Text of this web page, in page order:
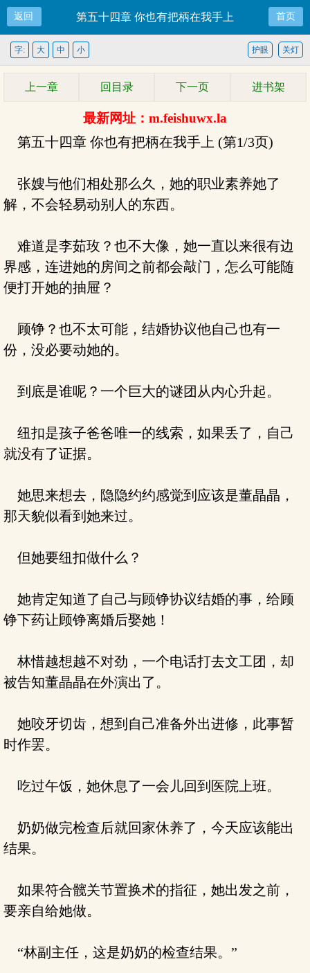
返回 第五十四章 你也有把柄在我手上 首页
关灯
护眼
字: 大 中 小
上一章 回目录 下一页 进书架
最新网址：m.feishuwx.la
第五十四章 你也有把柄在我手上 (第1/3页)
张嫂与他们相处那么久，她的职业素养她了
解，不会轻易动别人的东西。
难道是李茹玫？也不大像，她一直以来很有边
界感，连进她的房间之前都会敲门，怎么可能随
便打开她的抽屉？
顾铮？也不太可能，结婚协议他自己也有一
份，没必要动她的。
到底是谁呢？一个巨大的谜团从内心升起。
纽扣是孩子爸爸唯一的线索，如果丢了，自己
就没有了证据。
她思来想去，隐隐约约感觉到应该是董晶晶，
那天貌似看到她来过。
但她要纽扣做什么？
她肯定知道了自己与顾铮协议结婚的事，给顾
铮下药让顾铮离婚后娶她！
林惜越想越不对劲，一个电话打去文工团，却
被告知董晶晶在外演出了。
她咬牙切齿，想到自己准备外出进修，此事暂
时作罢。
吃过午饭，她休息了一会儿回到医院上班。
奶奶做完检查后就回家休养了，今天应该能出
结果。
如果符合髋关节置换术的指征，她出发之前，
要亲自给她做。
“林副主任，这是奶奶的检查结果。”